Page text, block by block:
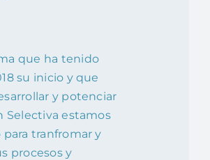
que ha tenido
su inicio y que
y potenciar
Selectiva estamos
tranfromar y
procesos y